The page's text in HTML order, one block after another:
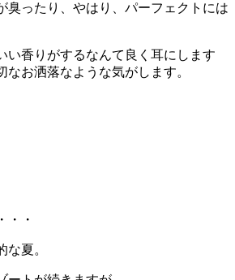
臭ったり、やはり、パーフェクトには
い香りがするなんて良く耳にします
なお洒落なような気がします。
・・
夏。